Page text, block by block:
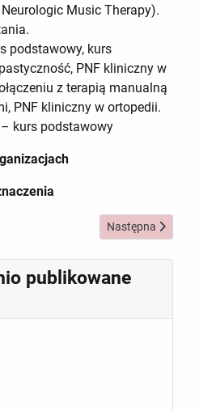
Music Therapy).
podstawowy, kurs
PNF kliniczny w
z terapią manualną
PNF kliniczny w ortopedii.
kurs podstawowy
Smrokowska-Reichmann
Następna strona:
Następna
publikowane